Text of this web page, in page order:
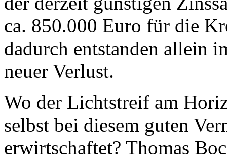
ca. 850.000 Euro für die
dadurch entstanden allein
neuer Verlust.
Wo der Lichtstreif am
selbst bei diesem guten
erwirtschaftet? Thomas